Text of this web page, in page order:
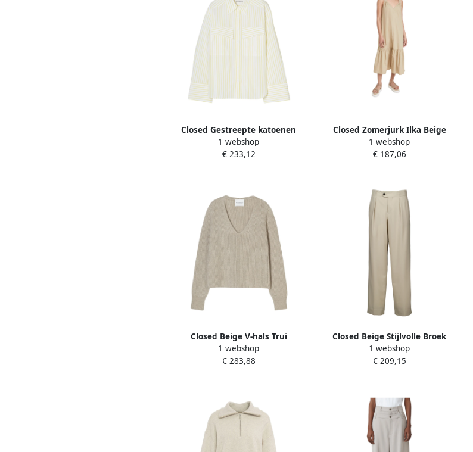
Closed Gestreepte katoenen
overhemdblouse Beige Dames
1 webshop
€ 233,12
Closed Zomerjurk Ilka Beige
Dames
1 webshop
€ 187,06
Closed Beige V-hals Trui
Fisherman's Rib Beige Dames
1 webshop
€ 283,88
Closed Beige Stijlvolle Broek
Beige Dames
1 webshop
€ 209,15